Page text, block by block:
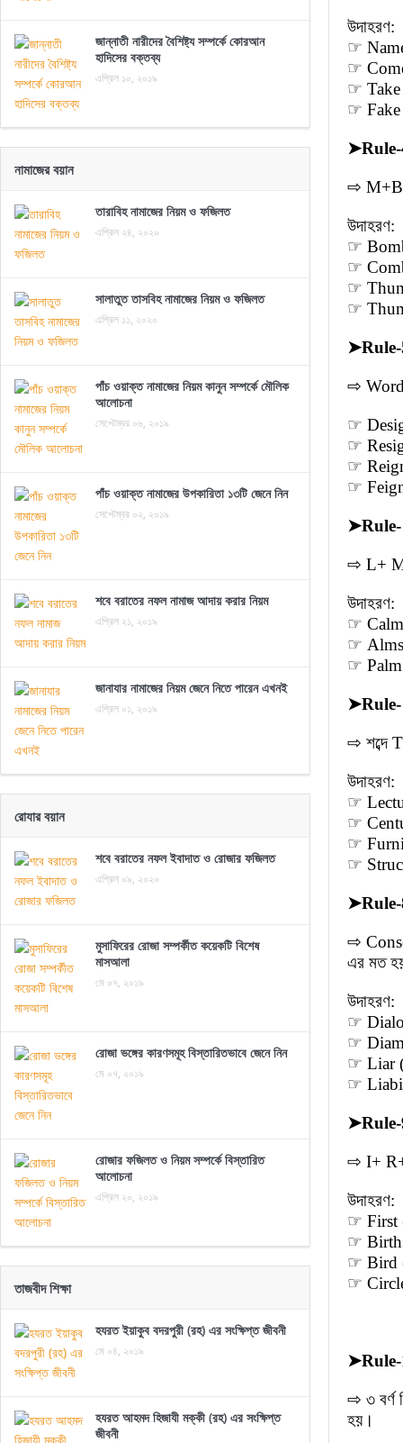
উদাহরণ:
☞
☞
☞ Take
☞ Fake
➤Rule-
⇨ M+B
উদাহরণ:
☞
☞
☞
☞
➤Rule-
⇨ Word
☞
☞
☞
☞ Feign
➤
⇨ L+ M
উদাহরণ:
☞ Calm
☞ Alms
☞ Palm
➤
⇨ শব্দে
উদাহরণ:
☞
☞
☞
☞
➤Rule-
⇨
এর মত
উদাহরণ:
☞
☞
☞ Liar
☞
➤Rule-
⇨ I+ R+
উদাহরণ:
☞ First
☞ Birth
☞ Bird
☞
➤
⇨ ৩ বর্ণ
হয়।
জান্নাতী নারীদের বৈশিষ্ট্য সম্পর্কে কোরআন
হাদিসের বক্তব্য
এপ্রিল ১০, ২০১৯
নামাজের বয়ান
তারাবিহ নামাজের নিয়ম ও ফজিলত
এপ্রিল ২৪, ২০২০
সালাতুত তাসবিহ নামাজের নিয়ম ও ফজিলত
এপ্রিল ১১, ২০২০
পাঁচ ওয়াক্ত নামাজের নিয়ম কানুন সম্পর্কে মৌলিক
আলোচনা
সেপ্টেম্বর ০৬, ২০১৯
পাঁচ ওয়াক্ত নামাজের উপকারিতা ১৩টি জেনে নিন
সেপ্টেম্বর ০২, ২০১৯
শবে বরাতের নফল নামাজ আদায় করার নিয়ম
এপ্রিল ২১, ২০১৯
জানাযার নামাজের নিয়ম জেনে নিতে পারেন এখনই
এপ্রিল ০১, ২০১৯
রোযার বয়ান
শবে বরাতের নফল ইবাদাত ও রোজার ফজিলত
এপ্রিল ০৯, ২০২০
মুসাফিরের রোজা সম্পর্কীত কয়েকটি বিশেষ
মাসআলা
মে ০৭, ২০১৯
রোজা ভঙ্গের কারণসমূহ বিস্তারিতভাবে জেনে নিন
মে ০৭, ২০১৯
রোজার ফজিলত ও নিয়ম সম্পর্কে বিস্তারিত
আলোচনা
এপ্রিল ২০, ২০১৯
তাজবীদ শিক্ষা
হযরত ইয়াকুব বদরপুরী (রহ) এর সংক্ষিপ্ত জীবনী
মে ০৪, ২০১৯
হযরত আহমদ হিজাযী মক্কী (রহ) এর সংক্ষিপ্ত
জীবনী